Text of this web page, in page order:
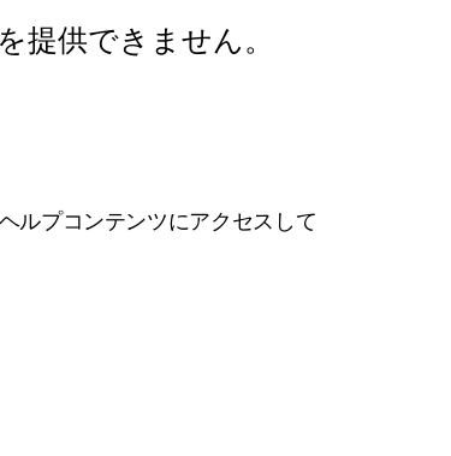
提供できません。
ルプコンテンツにアクセスして